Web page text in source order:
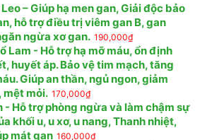
Leo – Giúp hạ men gan, Giải độc bảo
hỗ trợ điều trị viêm gan B, gan
ngừa xơ gan. 190,000₫
Lam - Hỗ trợ hạ mỡ máu, ổn định
huyết áp. Bảo vệ tim mạch, tăng
Giúp an thần, ngủ ngon, giảm
mệt mỏi. 170,000₫
- Hỗ trợ phòng ngừa và làm chậm sự
khối u, u xơ, u nang, Thanh nhiệt,
mát gan 160,000₫